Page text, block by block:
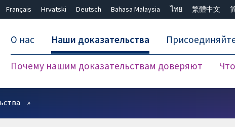
Français Hrvatski Deutsch Bahasa Malaysia ไทย 繁體中文
О нас Наши доказательства
Почему нашим доказательствам доверяют